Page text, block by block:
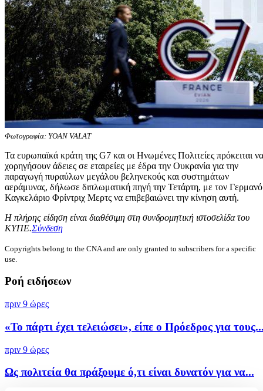
Φωτογραφία: YOAN VALAT
Τα ευρωπαϊκά κράτη της G7 και οι Ηνωμένες Πολιτείες πρόκειται να
χορηγήσουν άδειες σε εταιρείες με έδρα την Ουκρανία για την
παραγωγή πυραύλων μεγάλου βεληνεκούς και συστημάτων
αεράμυνας, δήλωσε διπλωματική πηγή την Τετάρτη, με τον Γερμανό
Καγκελάριο Φρίντριχ Μερτς να επιβεβαιώνει την κίνηση αυτή.
Η πλήρης είδηση είναι διαθέσιμη στη συνδρομητική ιστοσελίδα του
ΚΥΠΕ.Σύνδεση
Copyrights belong to the CNA and are only granted to subscribers for a specific
use.
Ροή ειδήσεων
πριν 9 ώρες
«Το πάρτι έχει τελειώσει», είπε ο Πρόεδρος για
πριν 9 ώρες
Ως πολιτεία θα πράξουμε ό,τι είναι δυνατόν για να...